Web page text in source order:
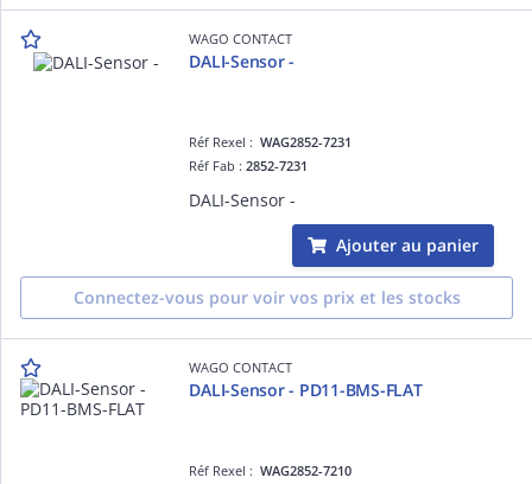
WAGO CONTACT
DALI-Sensor -
Réf Rexel :WAG2852-7231
Réf Fab :2852-7231
DALI-Sensor -
Ajouter au panier
Connectez-vous pour voir vos prix et les stocks
WAGO CONTACT
DALI-Sensor - PD11-BMS-FLAT
Réf Rexel :WAG2852-7210